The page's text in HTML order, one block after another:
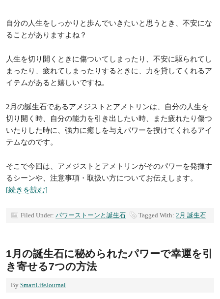
自分の人生をしっかりと歩んでいきたいと思うとき、不安にな
ることがありますよね？
人生を切り開くときに傷ついてしまったり、不安に駆られてし
まったり、疲れてしまったりするときに、力を貸してくれるア
イテムがあると嬉しいですね。
2月の誕生石であるアメジストとアメトリンは、自分の人生を
切り開く時、自分の能力を引き出したい時、また疲れたり傷つ
いたりした時に、強力に癒しを与えパワーを授けてくれるアイ
テムなのです。
そこで今回は、アメジストとアメトリンがそのパワーを発揮す
るシーンや、注意事項・取扱い方についてお伝えします。
[続きを読む]
Filed Under: パワーストーンと誕生石 Tagged With: 2月 誕生石
1月の誕生石に秘められたパワーで幸運を引
き寄せる7つの方法
By SmartLifeJournal